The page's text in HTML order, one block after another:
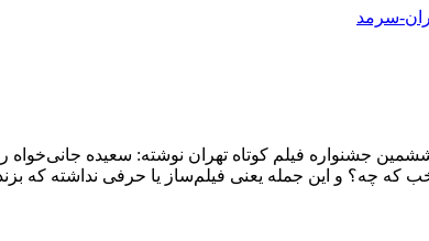
جشنواره فیلم کوتاه تهران نوشته: سعیده
چه؟ و این جمله یعنی فیلم‌ساز یا حرفی نداشته که